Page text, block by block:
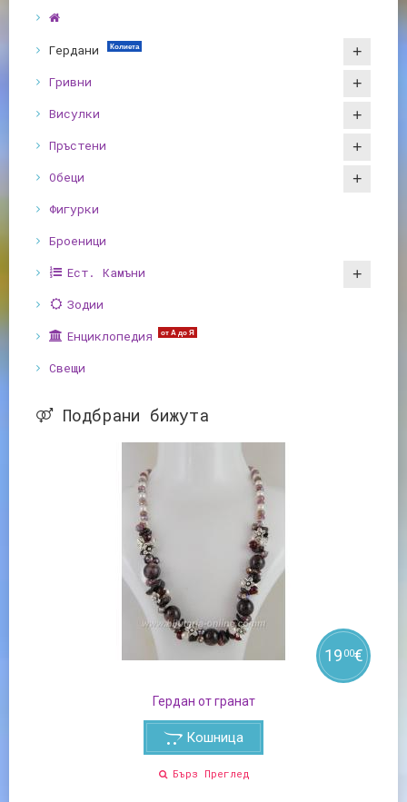
Гердани Колиета
Гривни
Висулки
Пръстени
Обеци
Фигурки
Броеници
Ест. Камъни
Зодии
Енциклопедия
от А до Я
Свещи
Подбрани бижута
Гердан от гранат
19 00€
Кошница
Бърз Преглед